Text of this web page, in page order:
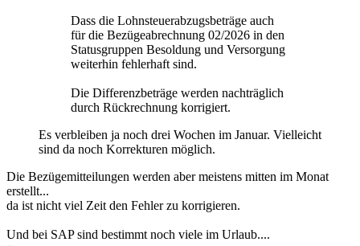
Dass die Lohnsteuerabzugsbeträge auch
für die Bezügeabrechnung 02/2026 in den
Statusgruppen Besoldung und Versorgung
weiterhin fehlerhaft sind.
Die Differenzbeträge werden nachträglich
durch Rückrechnung korrigiert.
Es verbleiben ja noch drei Wochen im Januar. Vielleicht
sind da noch Korrekturen möglich.
Die Bezügemitteilungen werden aber meistens mitten im Monat
erstellt...
da ist nicht viel Zeit den Fehler zu korrigieren.
Und bei SAP sind bestimmt noch viele im Urlaub....